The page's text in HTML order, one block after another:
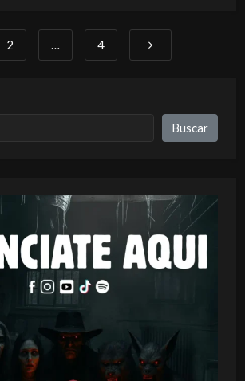
2 … 4
Buscar